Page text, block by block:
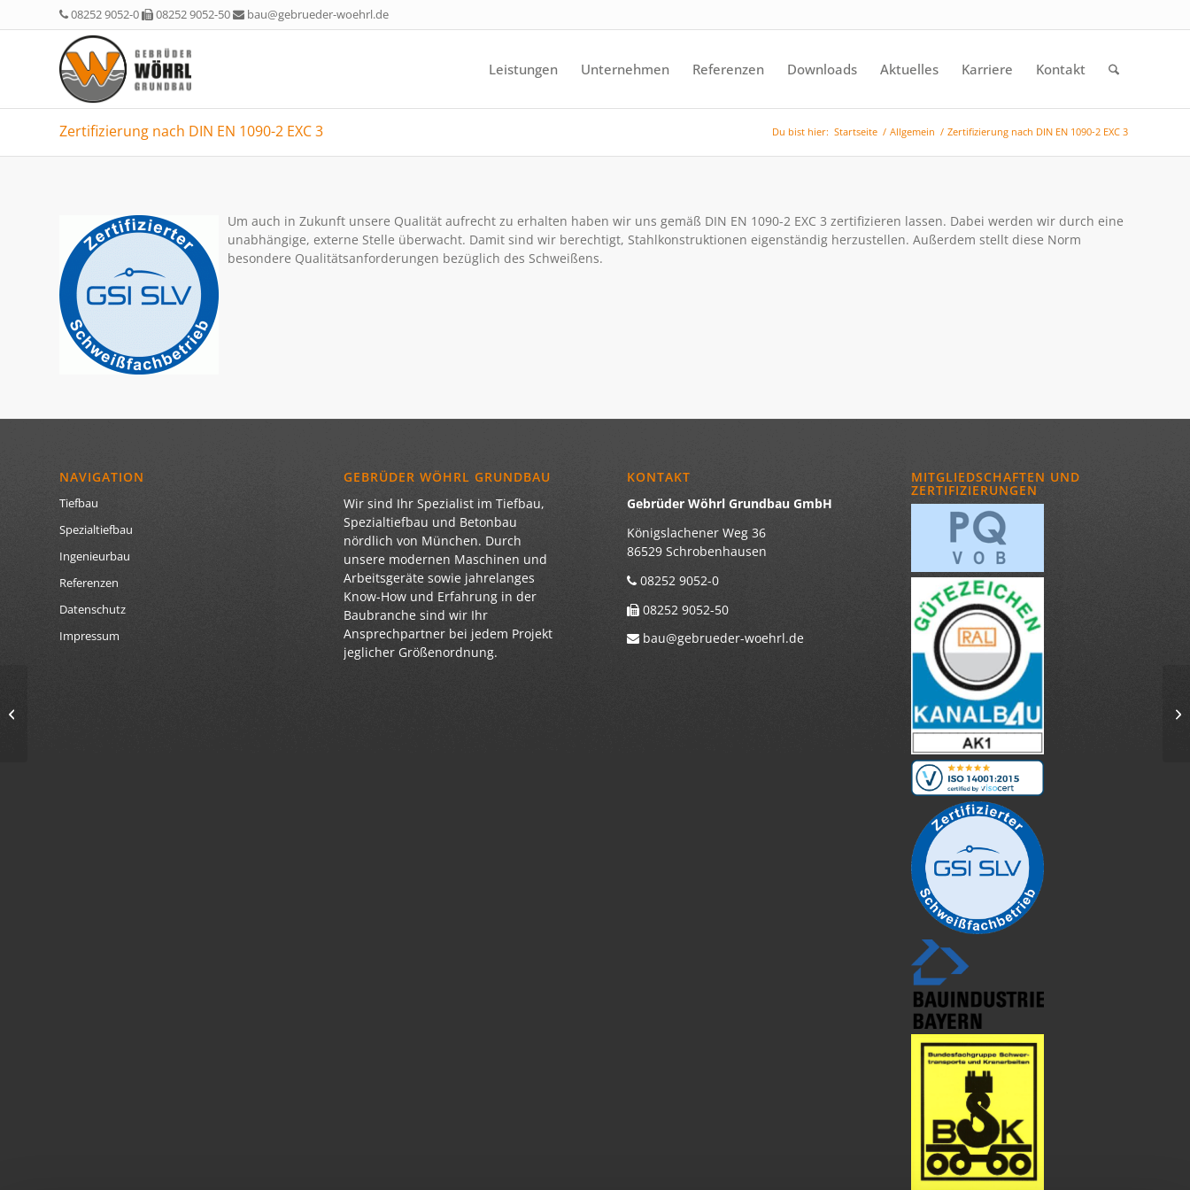
08252 9052-0 08252 9052-50 bau@gebrueder-woehrl.de
Leistungen Unternehmen Referenzen Downloads Aktuelles Karriere Kontakt
Zertifizierung nach DIN EN 1090-2 EXC 3 Du bist hier: Startseite / Allgemein / Zertifizierung nach DIN EN 1090-2 EXC 3
Um auch in Zukunft unsere Qualität aufrecht zu erhalten haben wir uns gemäß DIN EN 1090-2 EXC 3 zertifizieren lassen. Dabei werden wir durch eine
unabhängige, externe Stelle überwacht. Damit sind wir berechtigt, Stahlkonstruktionen eigenständig herzustellen. Außerdem stellt diese Norm
besondere Qualitätsanforderungen bezüglich des Schweißens.
NAVIGATION
Tiefbau
Spezialtiefbau
Ingenieurbau
Referenzen
Datenschutz
Impressum
GEBRÜDER WÖHRL GRUNDBAU
Wir sind Ihr Spezialist im Tiefbau,
Spezialtiefbau und Betonbau
nördlich von München. Durch
unsere modernen Maschinen und
Arbeitsgeräte sowie jahrelanges
Know-How und Erfahrung in der
Baubranche sind wir Ihr
Ansprechpartner bei jedem Projekt
jeglicher Größenordnung.
KONTAKT
Gebrüder Wöhrl Grundbau GmbH
Königslachener Weg 36
86529 Schrobenhausen
08252 9052-0
08252 9052-50
bau@gebrueder-woehrl.de
MITGLIEDSCHAFTEN UND
ZERTIFIZIERUNGEN